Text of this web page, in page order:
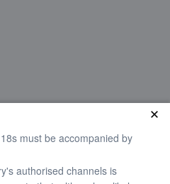
must be accompanied by
authorised channels is